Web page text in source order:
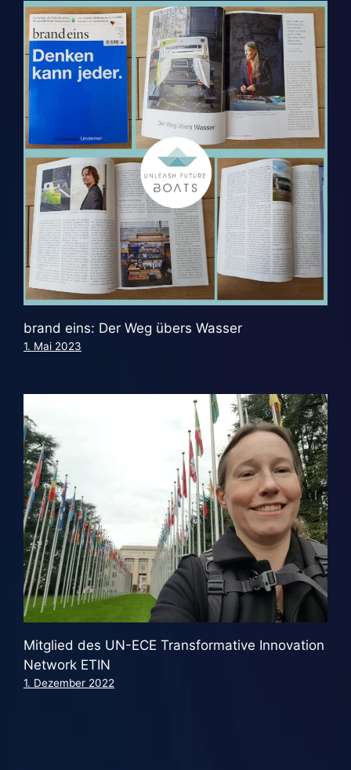
brand eins: Der Weg übers Wasser
1. Mai 2023
Mitglied des UN-ECE Transformative Innovation
Network ETIN
1. Dezember 2022